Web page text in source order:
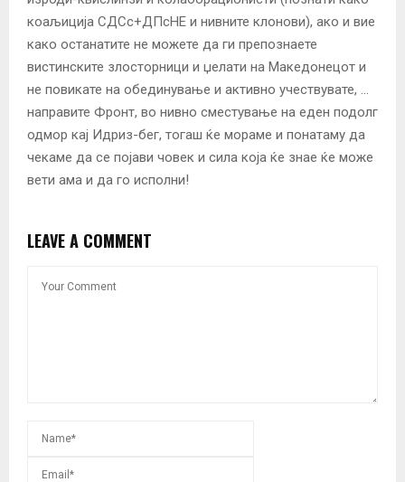
коаљиција СДСс+ДПсНЕ и нивните клонови), ако и вие
како останатите не можете да ги препознаете
вистинските злосторници и џелати на Македонецот и
не повикате на обединување и активно учествувате, …
направите Фронт, во нивно сместување на еден подолг
одмор кај Идриз-бег, тогаш ќе мораме и понатаму да
чекаме да се појави човек и сила која ќе знае ќе може
вети ама и да го исполни!
LEAVE A COMMENT